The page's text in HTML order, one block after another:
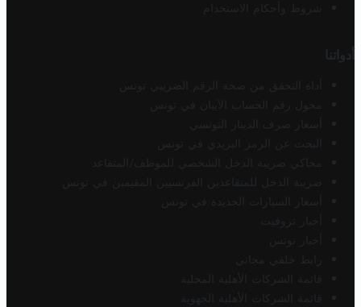
شروط وأحكام الاستخدام
أدواتنا
أداة التحقق من صحة الرقم الضريبي تونس
محول رقم الحساب الآيبان في تونس
أسعار صرف الدينار التونسي
البحث عن الرمز البريدي في تونس
محاكي ضريبة الدخل الشخصي للموظف/المتقاعد
ضريبة الدخل للمتقاعدين الفرنسيين المقيمين في تونس
أسعار السيارات الجديدة في تونس
أخبار تروفيت
أخبار تونس
رابط خلفي مجاني
قائمة الشركات الأهلية المحلية
قائمة الشركات الأهلية الجهوية